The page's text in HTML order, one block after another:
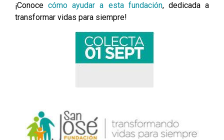
¡Conocecómo ayudar a esta fundación, dedicada a
transformar vidas para siempre!